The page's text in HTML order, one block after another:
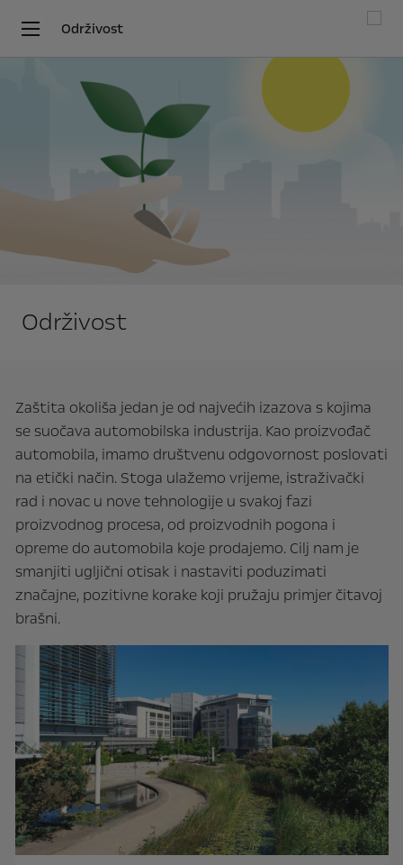
Održivost
Održivost
Zaštita okoliša jedan je od najvećih izazova s kojima
se suočava automobilska industrija. Kao proizvođač
automobila, imamo društvenu odgovornost poslovati
na etički način. Stoga ulažemo vrijeme, istraživački
rad i novac u nove tehnologije u svakoj fazi
proizvodnog procesa, od proizvodnih pogona i
opreme do automobila koje prodajemo. Cilj nam je
smanjiti ugljični otisak i nastaviti poduzimati
značajne, pozitivne korake koji pružaju primjer čitavoj
brašni.